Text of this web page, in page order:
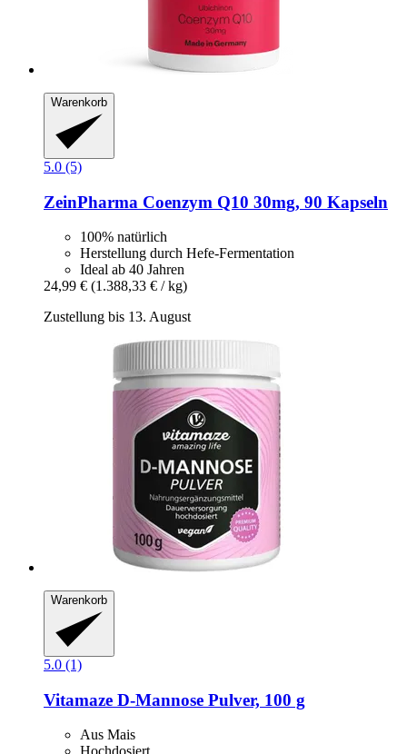
Warenkorb
5.0 (5)
ZeinPharma Coenzym Q10 30mg, 90 Kapseln
100% natürlich
Herstellung durch Hefe-Fermentation
Ideal ab 40 Jahren
24,99 € (1.388,33 € / kg)
Zustellung bis 13. August
Warenkorb
5.0 (1)
Vitamaze D-​Mannose Pulver, 100 g
Aus Mais